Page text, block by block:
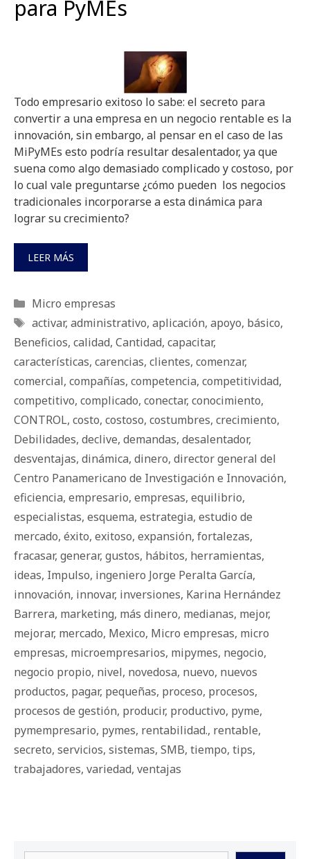
para PyMEs
Todo empresario exitoso lo sabe: el secreto para
convertir a una empresa en un negocio rentable es la
innovación, sin embargo, al pensar en el caso de las
MiPyMEs esto podría resultar desalentador, ya que
suena como algo demasiado complicado y costoso, por
lo cual vale preguntarse ¿cómo pueden los negocios
tradicionales incorporarse a esta dinámica para
lograr su crecimiento?
LEER MÁS
Categorías
Micro empresas
Etiquetas
activar, administrativo, aplicación, apoyo, básico,
Beneficios, calidad, Cantidad, capacitar,
características, carencias, clientes, comenzar,
comercial, compañías, competencia, competitividad,
competitivo, complicado, conectar, conocimiento,
CONTROL, costo, costoso, costumbres, crecimiento,
Debilidades, declive, demandas, desalentador,
desventajas, dinámica, dinero, director general del
Centro Panamericano de Investigación e Innovación,
eficiencia, empresario, empresas, equilibrio,
especialistas, esquema, estrategia, estudio de
mercado, éxito, exitoso, expansión, fortalezas,
fracasar, generar, gustos, há­bi­tos, herramientas,
ideas, Impulso, ingeniero Jorge Peralta García,
innovación, innovar, inversiones, Karina Hernández
Barrera, marketing, más dinero, medianas, mejor,
mejorar, mercado, Mexico, Micro empresas, micro
empresas, microempresarios, mipymes, negocio,
negocio propio, nivel, novedosa, nuevo, nuevos
productos, pagar, pequeñas, proceso, procesos,
procesos de gestión, producir, productivo, pyme,
pymempresario, pymes, rentabilidad., rentable,
secreto, servicios, sistemas, SMB, tiempo, tips,
trabajadores, variedad, ventajas